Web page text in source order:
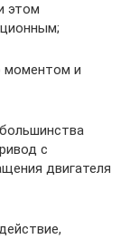
этом
моментом и
с
двигателя